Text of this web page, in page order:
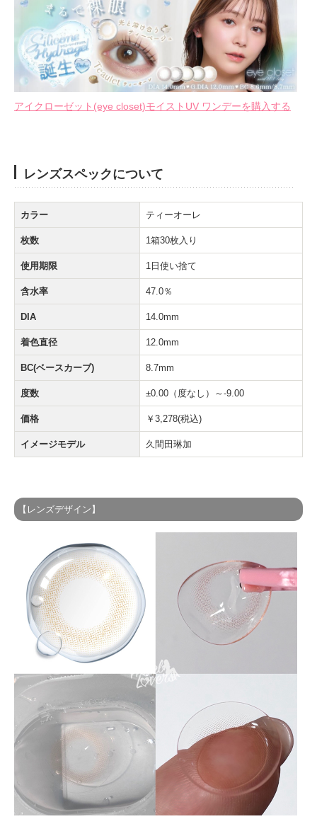
アイクローゼット(eye closet)モイストUV ワンデーを購入する
レンズスペックについて
カラー ティーオーレ
枚数 1箱30枚入り
使用期限 1日使い捨て
含水率 47.0％
DIA 14.0mm
着色直径 12.0mm
BC(ベースカーブ) 8.7mm
度数 ±0.00（度なし）～-9.00
価格 ￥3,278(税込)
イメージモデル 久間田琳加
【レンズデザイン】